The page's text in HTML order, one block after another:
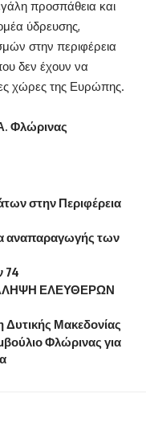
προσπάθεια και
ύδρευσης,
στην περιφέρεια
δεν έχουν να
χώρες της Ευρώπης.
Φλώρινας
στην Περιφέρεια
αναπαραγωγής των
74
ΕΛΕΥΘΕΡΩΝ
Δυτικής Μακεδονίας
Φλώρινας για